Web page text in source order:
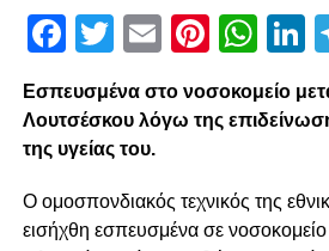
Facebook
Twitter
Email
Εσπευσμένα στο νοσοκομείο
Λουτσέσκου λόγω της
της υγείας του.
Ο ομοσπονδιακός τεχνικός της
εισήχθη εσπευσμένα σε νοσοκομείο